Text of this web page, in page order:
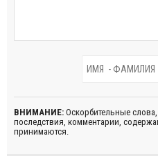
ВНИМАНИЕ: Оскорбительные
последствия, комментарии,
принимаются.